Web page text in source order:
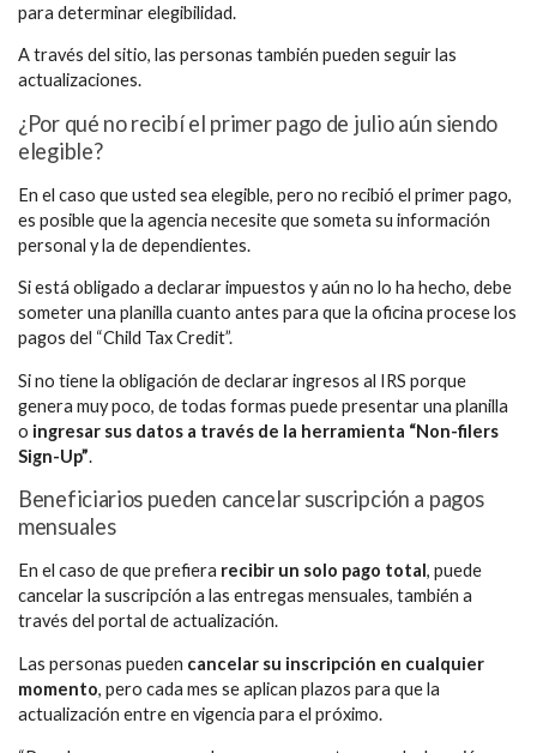
para determinar elegibilidad.
A través del sitio, las personas también pueden seguir las
actualizaciones.
¿Por qué no recibí el primer pago de julio aún siendo
elegible?
En el caso que usted sea elegible, pero no recibió el primer pago,
es posible que la agencia necesite que someta su información
personal y la de dependientes.
Si está obligado a declarar impuestos y aún no lo ha hecho, debe
someter una planilla cuanto antes para que la oficina procese los
pagos del “Child Tax Credit”.
Si no tiene la obligación de declarar ingresos al IRS porque
genera muy poco, de todas formas puede presentar una planilla
o ingresar sus datos a través de la herramienta “Non-filers
Sign-Up”.
Beneficiarios pueden cancelar suscripción a pagos
mensuales
En el caso de que prefiera recibir un solo pago total, puede
cancelar la suscripción a las entregas mensuales, también a
través del portal de actualización.
Las personas pueden cancelar su inscripción en cualquier
momento, pero cada mes se aplican plazos para que la
actualización entre en vigencia para el próximo.